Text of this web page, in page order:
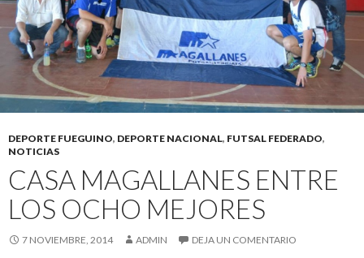
DEPORTE FUEGUINO, DEPORTE NACIONAL, FUTSAL FEDERADO,
NOTICIAS
CASA MAGALLANES ENTRE
LOS OCHO MEJORES
7 NOVIEMBRE, 2014 ADMIN DEJA UN COMENTARIO